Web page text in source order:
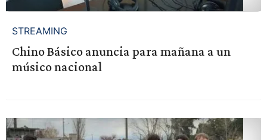
STREAMING
Chino Básico anuncia para mañana a un
músico nacional